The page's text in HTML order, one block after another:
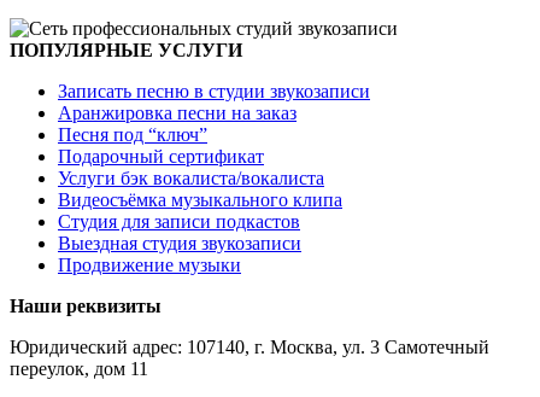
ПОПУЛЯРНЫЕ УСЛУГИ
Записать песню в студии звукозаписи
Аранжировка песни на заказ
Песня под “ключ”
Подарочный сертификат
Услуги бэк вокалиста/вокалиста
Видеосъёмка музыкального клипа
Студия для записи подкастов
Выездная студия звукозаписи
Продвижение музыки
Наши реквизиты
Юридический адрес: 107140, г. Москва, ул. 3 Самотечный
переулок, дом 11